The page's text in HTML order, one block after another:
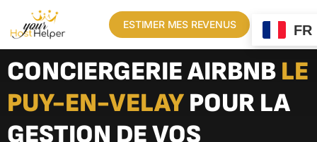
ESTIMER MES REVENUS
CONCIERGERIE AIRBNB LE
PUY-EN-VELAY POUR LA
GESTION DE VOS
FR